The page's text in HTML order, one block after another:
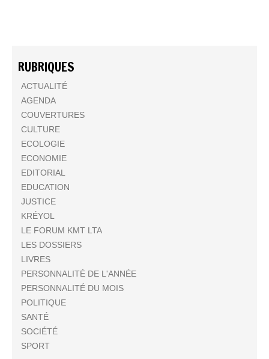
RUBRIQUES
ACTUALITÉ
AGENDA
COUVERTURES
CULTURE
ECOLOGIE
ECONOMIE
EDITORIAL
EDUCATION
JUSTICE
KRÉYOL
LE FORUM KMT LTA
LES DOSSIERS
LIVRES
PERSONNALITÉ DE L'ANNÉE
PERSONNALITÉ DU MOIS
POLITIQUE
SANTÉ
SOCIÉTÉ
SPORT